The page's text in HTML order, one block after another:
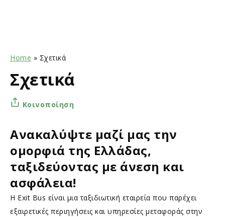
Home » Σχετικά
Σχετικά
Κοινοποίηση
Ανακαλύψτε μαζί μας την
ομορφιά της Ελλάδας,
ταξιδεύοντας με άνεση και
ασφάλεια!
Η Exit Bus είναι μια ταξιδιωτική εταιρεία που παρέχει
εξαιρετικές περιηγήσεις και υπηρεσίες μεταφοράς στην